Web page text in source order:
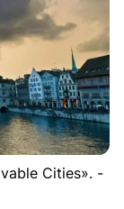
Cities». -